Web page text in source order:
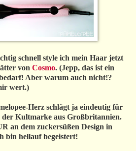
schnell style ich mein Haar jetzt
von Cosmo. (Jepp, das ist ein
Aber warum auch nicht!?
wert.)
Herz schlägt ja eindeutig für
der Kultmarke aus Großbritannien.
an dem zuckersüßen Design in
bin hellauf begeistert!